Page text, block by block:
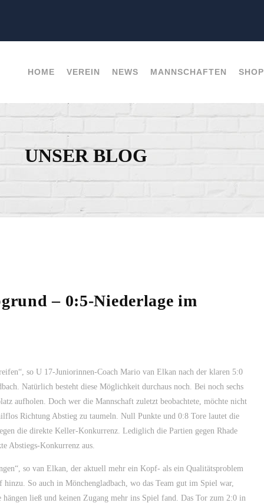
HOME VEREIN NEWS MANNSCHAFTEN SHOP
UNSER BLOG
– 0:5-Niederlage im
so U 17-Juniorinnen-Coach Mario van Elkan nach der klaren 5:0
Natürlich besteht diese Möglichkeit durchaus noch. Bei noch sechs
aufholen. Doch wer die Mannschaft zuletzt beobachtete, möchte nicht
Richtung Abstieg zu taumeln. Null Punkte und 0:8 Tore lautet die
die direkte Keller-Konkurrenz. Lediglich die Partien gegen Rhade
Abstiegs-Konkurrenz aus.
so van Elkan, der aktuell mehr ein Kopf- als ein Qualitätsproblem
So auch in Mönchengladbach, wo das Team gut im Spiel war,
ließ und keinen Zugang mehr ins Spiel fand. Das Tor zum 2:0 in